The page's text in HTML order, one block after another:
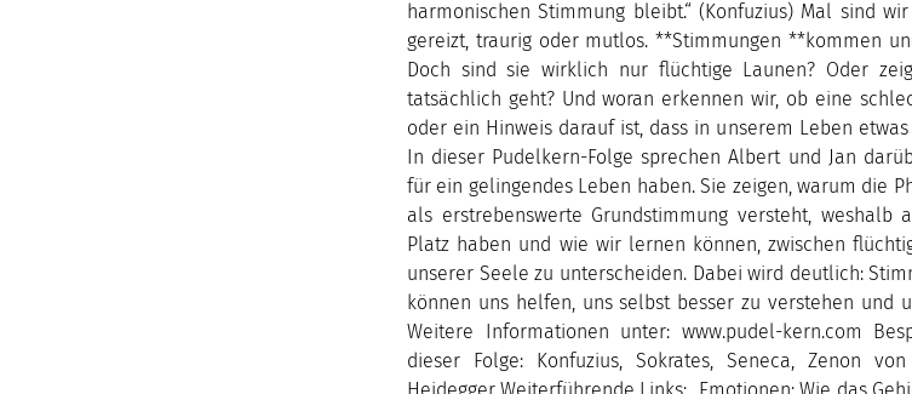
harmonischen Stimmung bleibt.“ (Konfuzius) Mal sind
gereizt, traurig oder mutlos. **Stimmungen **kommen
Doch sind sie wirklich nur flüchtige Launen? Oder
tatsächlich geht? Und woran erkennen wir, ob eine
oder ein Hinweis darauf ist, dass in unserem Leben
In dieser Pudelkern-Folge sprechen Albert und Jan
für ein gelingendes Leben haben. Sie zeigen, warum die
als erstrebenswerte Grundstimmung versteht, weshalb
Platz haben und wie wir lernen können, zwischen
unserer Seele zu unterscheiden. Dabei wird deutlich:
können uns helfen, uns selbst besser zu verstehen und
Weitere Informationen unter: www.pudel-kern.com
dieser Folge: Konfuzius, Sokrates, Seneca, Zenon